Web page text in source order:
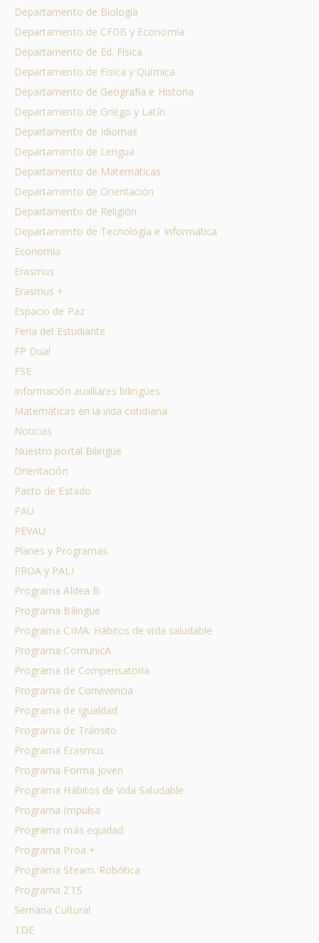
Departamento de Biología
Departamento de CFGB y Economía
Departamento de Ed. Física
Departamento de Física y Química
Departamento de Geografía e Historia
Departamento de Griego y Latín
Departamento de Idiomas
Departamento de Lengua
Departamento de Matemáticas
Departamento de Orientación
Departamento de Religión
Departamento de Tecnología e Informática
Economía
Erasmus
Erasmus +
Espacio de Paz
Feria del Estudiante
FP Dual
FSE
Información auxiliares bilingües
Matemáticas en la vida cotidiana
Noticias
Nuestro portal Bilingüe
Orientación
Pacto de Estado
PAU
PEVAU
Planes y Programas
PROA y PALI
Programa Aldea B
Programa Bilingüe
Programa CIMA: Hábitos de vida saludable
Programa ComunicA
Programa de Compensatoria
Programa de Convivencia
Programa de Igualdad
Programa de Tránsito
Programa Erasmus
Programa Forma Joven
Programa Hábitos de Vida Saludable
Programa Impulsa
Programa más equidad
Programa Proa +
Programa Steam. Robótica
Programa ZTS
Semana Cultural
TDE